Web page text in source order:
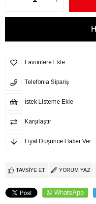
Favorilere Ekle
Telefonla Sipariş
İstek Listeme Ekle
Karşılaştır
Fiyat Düşünce Haber Ver
TAVSIYE ET YORUM YAZ
WhatsApp